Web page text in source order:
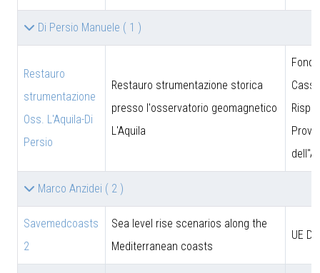
Di Persio Manuele ( 1 )
Restauro
strumentazione
Oss. L'Aquila-Di
Persio
Restauro strumentazione storica
presso l'osservatorio geomagnetico
L'Aquila
Marco Anzidei ( 2 )
Savemedcoasts
2
Sea level rise scenarios along the
Mediterranean coasts
UE